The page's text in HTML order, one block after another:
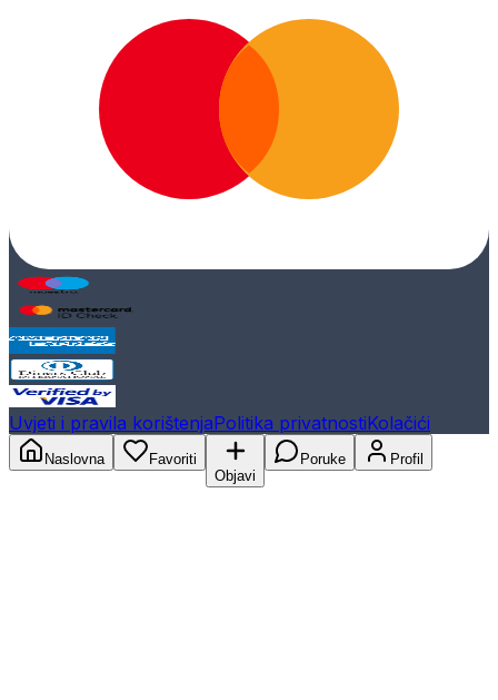
Uvjeti i pravila korištenjaPolitika privatnostiKolačići
Naslovna
Favoriti
Objavi
Poruke Profil